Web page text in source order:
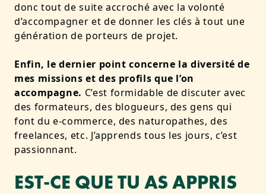
donc tout de suite accroché avec la volonté
d’accompagner et de donner les clés à tout une
génération de porteurs de projet.
Enfin, le dernier point concerne la diversité de
mes missions et des profils que l’on
accompagne. C’est formidable de discuter avec
des formateurs, des blogueurs, des gens qui
font du e-commerce, des naturopathes, des
freelances, etc. J’apprends tous les jours, c’est
passionnant.
EST-CE QUE TU AS APPRIS